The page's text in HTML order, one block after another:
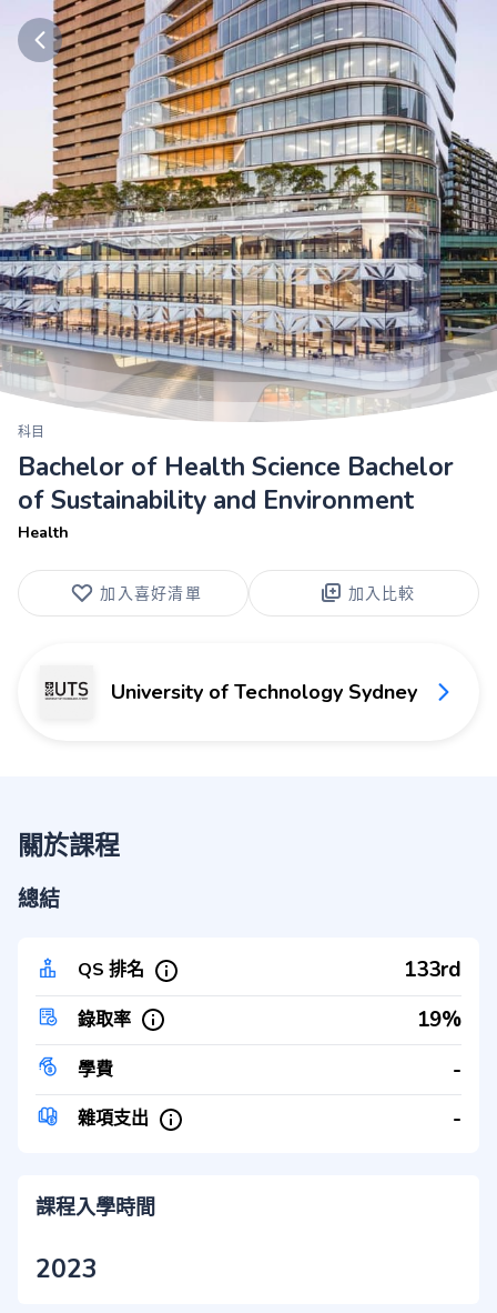
科目
Bachelor of Health Science Bachelor
of Sustainability and Environment
Health
加入喜好清單 加入比較
University of Technology Sydney
關於課程
總結
QS 排名 133rd
錄取率 19%
學費 -
雜項支出 -
課程入學時間
2023